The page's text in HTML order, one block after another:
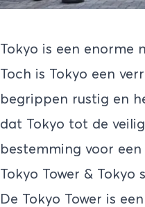
Tokyo is een enorme
Toch is Tokyo een
begrippen rustig en
dat Tokyo tot de
bestemming voor
Tokyo Tower & Tokyo
De Tokyo Tower is